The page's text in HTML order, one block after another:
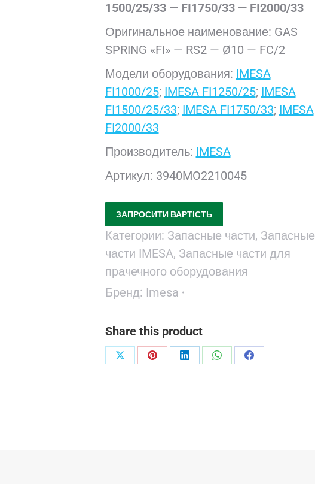
1500/25/33 — FI1750/33 — FI2000/33
Оригинальное наименование: GAS
SPRING «FI» — RS2 — Ø10 — FC/2
Модели оборудования: IMESA
FI1000/25; IMESA FI1250/25; IMESA
FI1500/25/33; IMESA FI1750/33; IMESA
FI2000/33
Производитель: IMESA
Артикул: 3940MO2210045
ЗАПРОСИТИ ВАРТІСТЬ
Категории: Запасные части, Запасные
части IMESA, Запасные части для
прачечного оборудования
Бренд: Imesa
Share this product
ПоделитьсяПоделитьсяПоделитьсяПоделитьсяПоделиться